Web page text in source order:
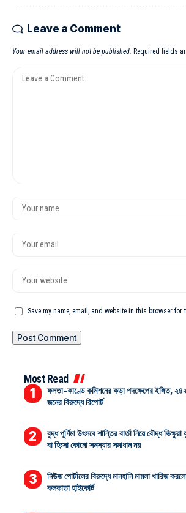
Leave a Comment
Your email address will not be published. Required fields
Save my name, email, and website in this browser for
Most Read
ফলতা-কাণ্ডে কমিশনের কড়া পদক্ষেপের ইঙ্গিত, ২৪২
জনের বিরুদ্ধে রিপোর্ট
বুদ্ধ পূর্ণিমা উৎসবে শান্তির বার্তা নিয়ে বৌদ্ধ ভিক্ষুরা
বা হিংসা কোনো সমস্যার সমাধান নয়
নিউজ পোর্টালের বিরুদ্ধে মানহানি মামলা খারিজ
কলকাতা হাইকোর্ট